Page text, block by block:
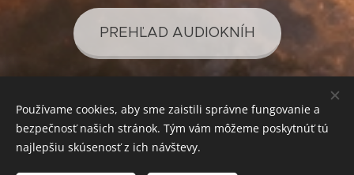
PREHĽAD AUDIOKNÍH
PREHĽAD PODCASTOV
Používame cookies, aby sme zaistili správne fungovanie a
bezpečnosť našich stránok. Tým vám môžeme poskytnúť tú
najlepšiu skúsenosť z ich návštevy.